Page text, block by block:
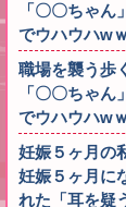
「〇〇ちゃ
でウハウハw
職場を襲う歩
「〇〇ちゃ
でウハウハw
妊娠５ヶ月の
妊娠５ヶ月に
れた「耳を疑